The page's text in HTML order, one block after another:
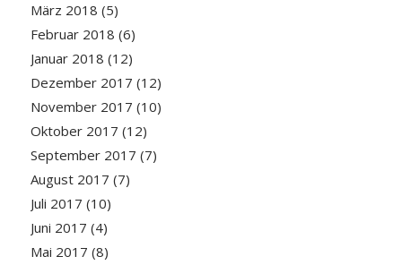
März 2018 (5)
Februar 2018 (6)
Januar 2018 (12)
Dezember 2017 (12)
November 2017 (10)
Oktober 2017 (12)
September 2017 (7)
August 2017 (7)
Juli 2017 (10)
Juni 2017 (4)
Mai 2017 (8)